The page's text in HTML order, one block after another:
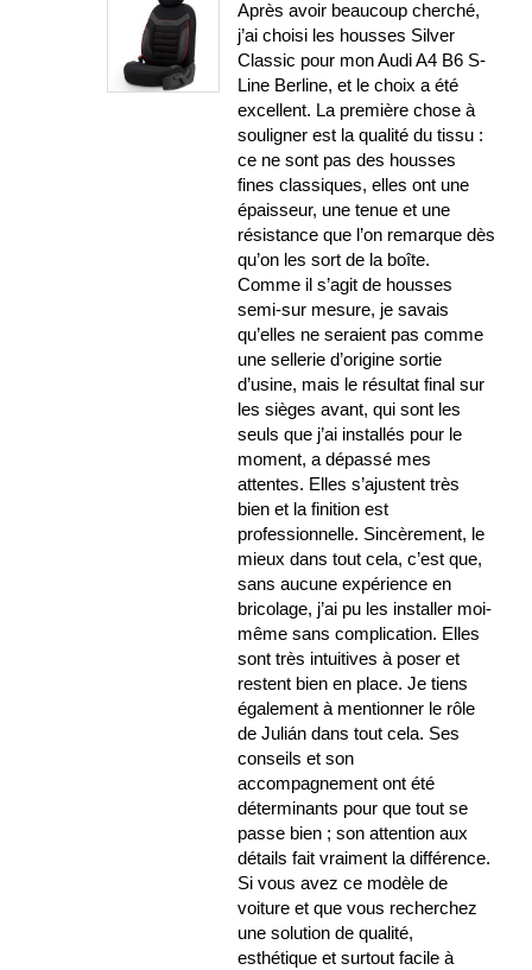
Après avoir beaucoup cherché,
j’ai choisi les housses Silver
Classic pour mon Audi A4 B6 S-
Line Berline, et le choix a été
excellent. La première chose à
souligner est la qualité du tissu :
ce ne sont pas des housses
fines classiques, elles ont une
épaisseur, une tenue et une
résistance que l’on remarque dès
qu’on les sort de la boîte.
Comme il s’agit de housses
semi-sur mesure, je savais
qu’elles ne seraient pas comme
une sellerie d’origine sortie
d’usine, mais le résultat final sur
les sièges avant, qui sont les
seuls que j’ai installés pour le
moment, a dépassé mes
attentes. Elles s’ajustent très
bien et la finition est
professionnelle. Sincèrement, le
mieux dans tout cela, c’est que,
sans aucune expérience en
bricolage, j’ai pu les installer moi-
même sans complication. Elles
sont très intuitives à poser et
restent bien en place. Je tiens
également à mentionner le rôle
de Julián dans tout cela. Ses
conseils et son
accompagnement ont été
déterminants pour que tout se
passe bien ; son attention aux
détails fait vraiment la différence.
Si vous avez ce modèle de
voiture et que vous recherchez
une solution de qualité,
esthétique et surtout facile à